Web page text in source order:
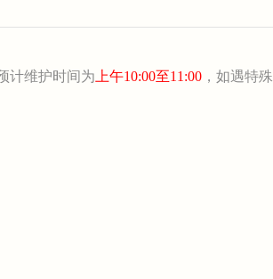
计维护时间为 上午10:00至11:00，如遇特殊